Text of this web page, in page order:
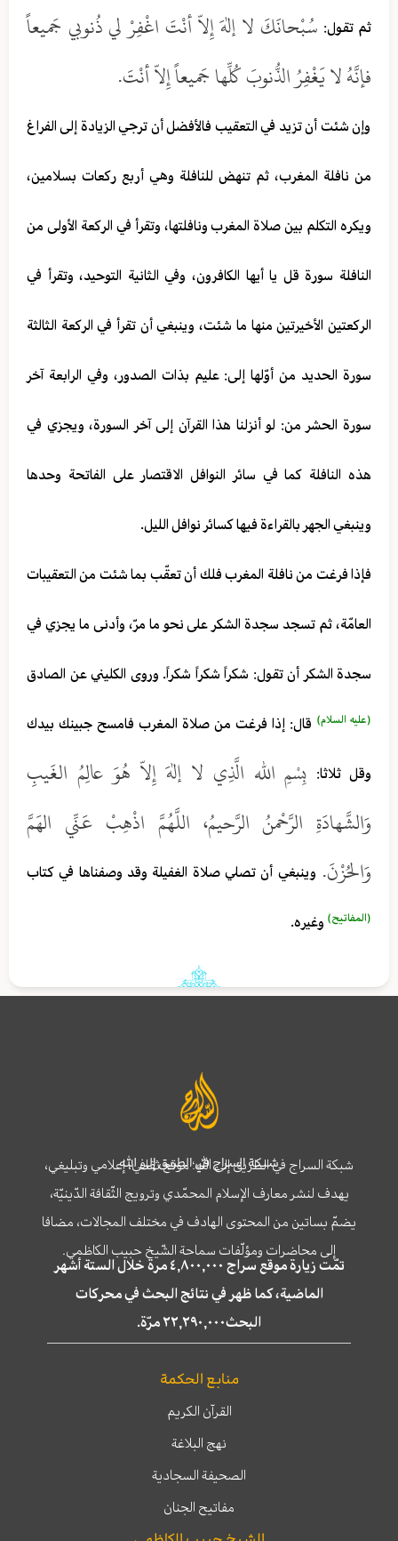
ثم تقول: سُبْحانَكَ لا إلهَ إِلاّ أنْتَ اغْفِرْ لي ذُنوبي جَميعاً
فإنَّهُ لا يَغْفِرُ الذُّنوبَ كُلِّها جَميعاً إِلاّ أنْتَ.
وإن شئت أن تزيد في التعقيب فالأفضل أن ترجي الزيادة إلى الفراغ
من نافلة المغرب، ثم تنهض للنافلة وهي أربع ركعات بسلامين،
ويكره التكلم بين صلاة المغرب ونافلتها، وتقرأ في الركعة الأولى من
النافلة سورة قل يا أيها الكافرون، وفي الثانية التوحيد، وتقرأ في
الركعتين الأخيرتين منها ما شئت، وينبغي أن تقرأ في الركعة الثالثة
سورة الحديد من أوّلها إلى: عليم بذات الصدور، وفي الرابعة آخر
سورة الحشر من: لو أنزلنا هذا القرآن إلى آخر السورة، ويجزي في
هذه النافلة كما في سائر النوافل الاقتصار على الفاتحة وحدها
وينبغي الجهر بالقراءة فيها كسائر نوافل الليل.
فإذا فرغت من نافلة المغرب فلك أن تعقّب بما شئت من‌ التعقيبات
العامّة، ثم تسجد سجدة الشكر على نحو ما مرّ، وأدنى ما يجزي في
سجدة الشكر أن تقول: شكراً شكراً شكراً. وروى الكليني عن الصادق
(عليه السلام) قال: إذا فرغت من صلاة المغرب فامسح جبينك بيدك
وقل ثلاثا: بِسْمِ الله الَّذِي لا إلهَ إِلاّ هُوَ عالِمُ الغَيبِ
وَالشَّهادَةِ الرَّحْمنُ الرَّحيمُ، اللَّهُمَّ اذْهِبْ عَنِّي الهَمَّ
وَالحُزْنَ. وينبغي أن تصلي صلاة الغفيلة وقد وصفناها في كتاب
(المفاتيح) وغيره.
شبكة السراج في الطريق إلى الله
شبكة السراج في الطريق إلى الله؛ موقع ثقافي، إعلامي وتبليغي،
يهدف لنشر معارف الإسلام المحمّدي وترويج الثّقافة الدّينيّة،
يضمّ بساتين من المحتوى الهادف في مختلف المجالات، مضافا
إلى محاضرات ومؤلّفات سماحة الشّيخ حبيب الكاظمي.
تمّت زيارة موقع سراج ٤,٨٠٠,٠٠٠ مرة خلال الستة أشهر
الماضية، كما ظهر في نتائج البحث في محركات
البحث٢٢,٢٩٠,٠٠٠ مرّة.
منابع الحكمة
القرآن الكريم
نهج البلاغة
الصحيفة السجادية
مفاتيح الجنان